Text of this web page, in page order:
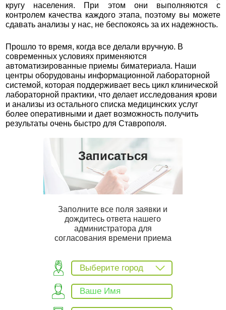
кругу населения. При этом они выполняются с
контролем качества каждого этапа, поэтому вы можете
сдавать анализы у нас, не беспокоясь за их надежность.
Прошло то время, когда все делали вручную. В
современных условиях применяются
автоматизированные приемы биматериала. Наши
центры оборудованы информационной лабораторной
системой, которая поддерживает весь цикл клинической
лабораторной практики, что делает исследования крови
и анализы из остального списка медицинских услуг
более оперативными и дает возможность получить
результаты очень быстро для Ставрополя.
Записаться
Заполните все поля заявки и
дождитесь ответа нашего
администратора для
согласования времени приема
Выберите город